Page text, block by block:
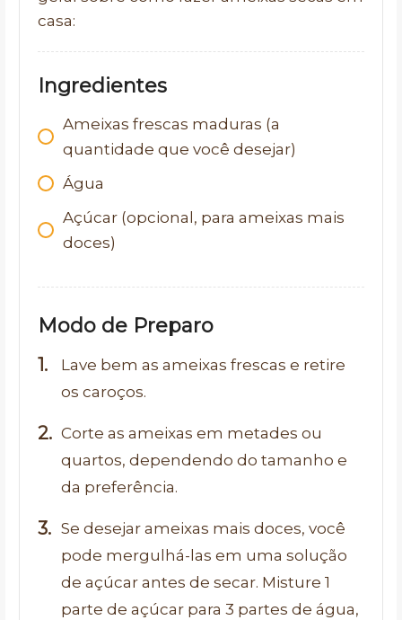
casa:
Ingredientes
Ameixas frescas maduras (a
quantidade que você desejar)
Água
Açúcar (opcional, para ameixas mais
doces)
Modo de Preparo
Lave bem as ameixas frescas e retire
os caroços.
Corte as ameixas em metades ou
quartos, dependendo do tamanho e
da preferência.
Se desejar ameixas mais doces, você
pode mergulhá-las em uma solução
de açúcar antes de secar. Misture 1
parte de açúcar para 3 partes de água,